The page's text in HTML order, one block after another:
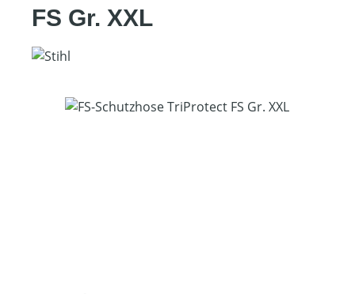
FS Gr. XXL
Bildergalerie überspringen